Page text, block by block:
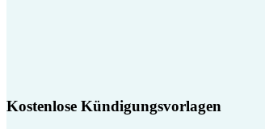
Kostenlose Kündigungsvorlagen